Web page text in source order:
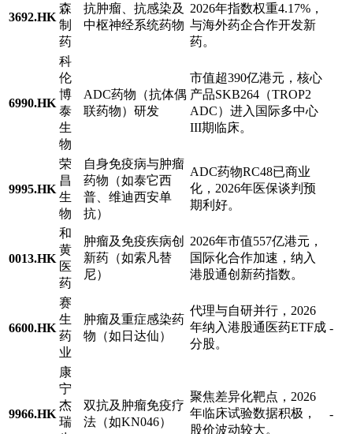
3692.HK
森
制
药
抗肿瘤、抗感染及
中枢神经系统药物
2026年指数权重4.17%，
与海外药企合作开发新
药。
6990.HK
科
伦
博
泰
生
物
ADC药物（抗体偶
联药物）研发
市值超390亿港元，核心
产品SKB264（TROP2
ADC）进入国际多中心
III期临床。
9995.HK
荣
昌
生
物
自身免疫病与肿瘤
药物（如泰它西
普、维迪西安单
抗）
ADC药物RC48已商业
化，2026年医保谈判预
期利好。
0013.HK
和
黄
医
药
肿瘤及免疫疾病创
新药（如索凡替
尼）
2026年市值557亿港元，
国际化合作加速，纳入
港股通创新药指数。
6600.HK
赛
生
药
业
肿瘤及重症感染药
物（如日达仙）
代理与自研并行，2026
年纳入港股通医药ETF成
分股。
-
9966.HK
康
宁
杰
瑞
双抗及肿瘤免疫疗
法（如KN046）
聚焦差异化靶点，2026
年临床试验数据积极，
股价波动较大。
-